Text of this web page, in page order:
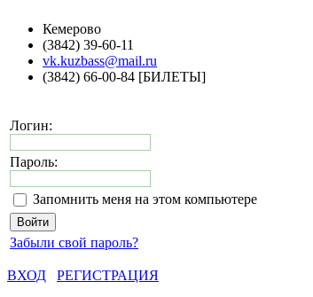
Кемерово
(3842) 39-60-11
vk.kuzbass@mail.ru
(3842) 66-00-84 [БИЛЕТЫ]
Логин:
Пароль:
Запомнить меня на этом компьютере
Забыли свой пароль?
ВХОД
РЕГИСТРАЦИЯ